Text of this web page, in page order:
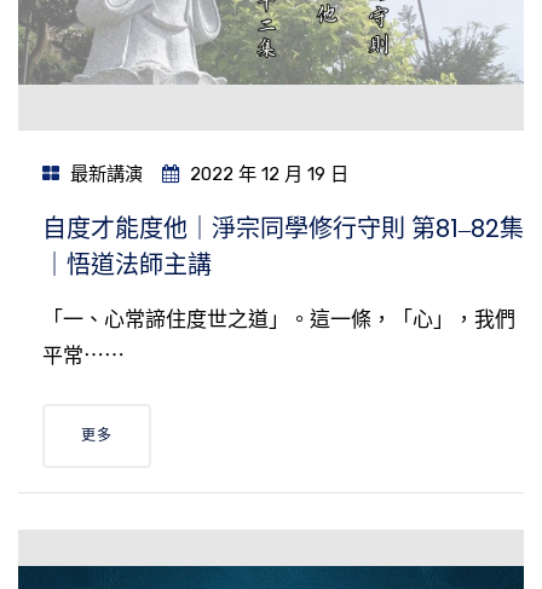
最新講演 2022 年 12 月 19 日
自度才能度他｜淨宗同學修行守則 第81‒82集
｜悟道法師主講
「一、心常諦住度世之道」。這一條，「心」，我們
平常⋯⋯
更多